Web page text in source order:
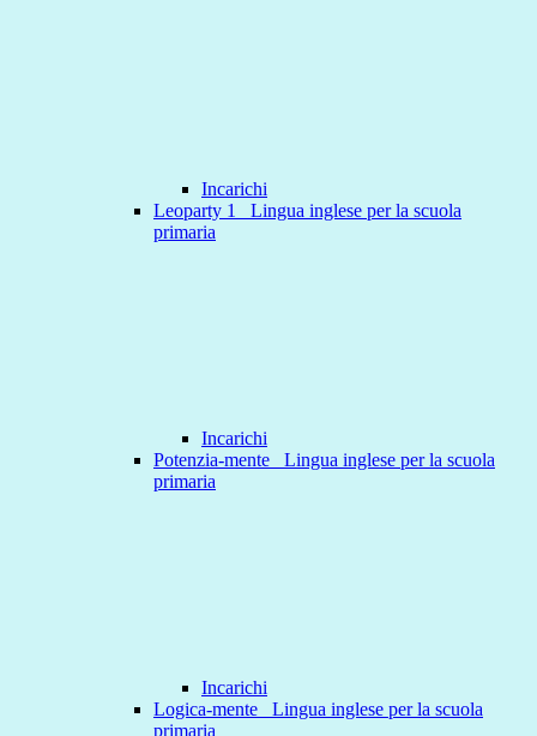
Incarichi
Leoparty 1 _Lingua inglese per la scuola
primaria
Incarichi
Potenzia-mente _Lingua inglese per la scuola
primaria
Incarichi
Logica-mente _Lingua inglese per la scuola
primaria